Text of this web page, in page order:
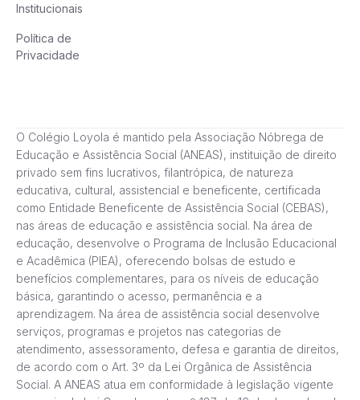
Institucionais
Política de
Privacidade
O Colégio Loyola é mantido pela Associação Nóbrega de
Educação e Assistência Social (ANEAS), instituição de direito
privado sem fins lucrativos, filantrópica, de natureza
educativa, cultural, assistencial e beneficente, certificada
como Entidade Beneficente de Assistência Social (CEBAS),
nas áreas de educação e assistência social. Na área de
educação, desenvolve o Programa de Inclusão Educacional
e Acadêmica (PIEA), oferecendo bolsas de estudo e
benefícios complementares, para os níveis de educação
básica, garantindo o acesso, permanência e a
aprendizagem. Na área de assistência social desenvolve
serviços, programas e projetos nas categorias de
atendimento, assessoramento, defesa e garantia de direitos,
de acordo com o Art. 3º da Lei Orgânica de Assistência
Social. A ANEAS atua em conformidade à legislação vigente